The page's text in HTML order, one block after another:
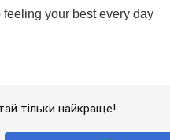
тільки найкраще!